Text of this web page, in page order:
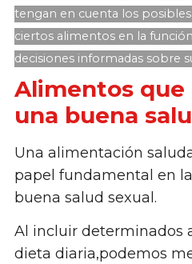
tengan en cuenta los
ciertos alimentos en la
decisiones informadas sobre
Alimentos
una buena
Una alimentación
papel fundamental en
buena salud sexual.
Al incluir determinados
dieta diaria,podemos